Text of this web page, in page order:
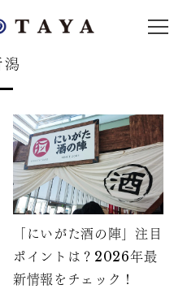
潟
「にいがた酒の陣」注目
ポイントは？2026年最
新情報をチェック！